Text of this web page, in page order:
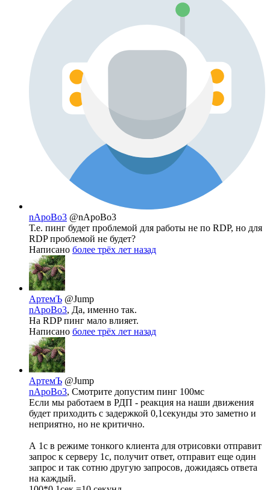
nApoBo3 @nApoBo3
Т.е. пинг будет проблемой для работы не по RDP, но для
RDP проблемой не будет?
Написано более трёх лет назад
АртемЪ @Jump
nApoBo3, Да, именно так.
На RDP пинг мало влияет.
Написано более трёх лет назад
АртемЪ @Jump
nApoBo3, Смотрите допустим пинг 100мс
Если мы работаем в РДП - реакция на наши движения
будет приходить с задержкой 0,1секунды это заметно и
неприятно, но не критично.
А 1с в режиме тонкого клиента для отрисовки отправит
запрос к серверу 1с, получит ответ, отправит еще один
запрос и так сотню другую запросов, дожидаясь ответа
на каждый.